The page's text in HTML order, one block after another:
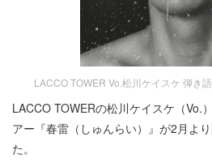
LACCO TOWER Vo.松川ケイスケ 弾き
LACCO TOWERの松川ケイスケ（Vo.
アー『春雷（しゅんらい）』が2月よ
た。